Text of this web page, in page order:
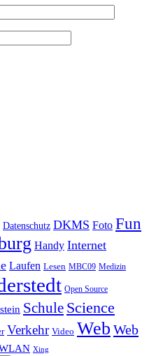
Datenschutz DKMS Foto Fun
Handy Internet
Laufen Lesen MBC09 Medizin
Open Source
Schule Science
Verkehr Video Web Web
Xing